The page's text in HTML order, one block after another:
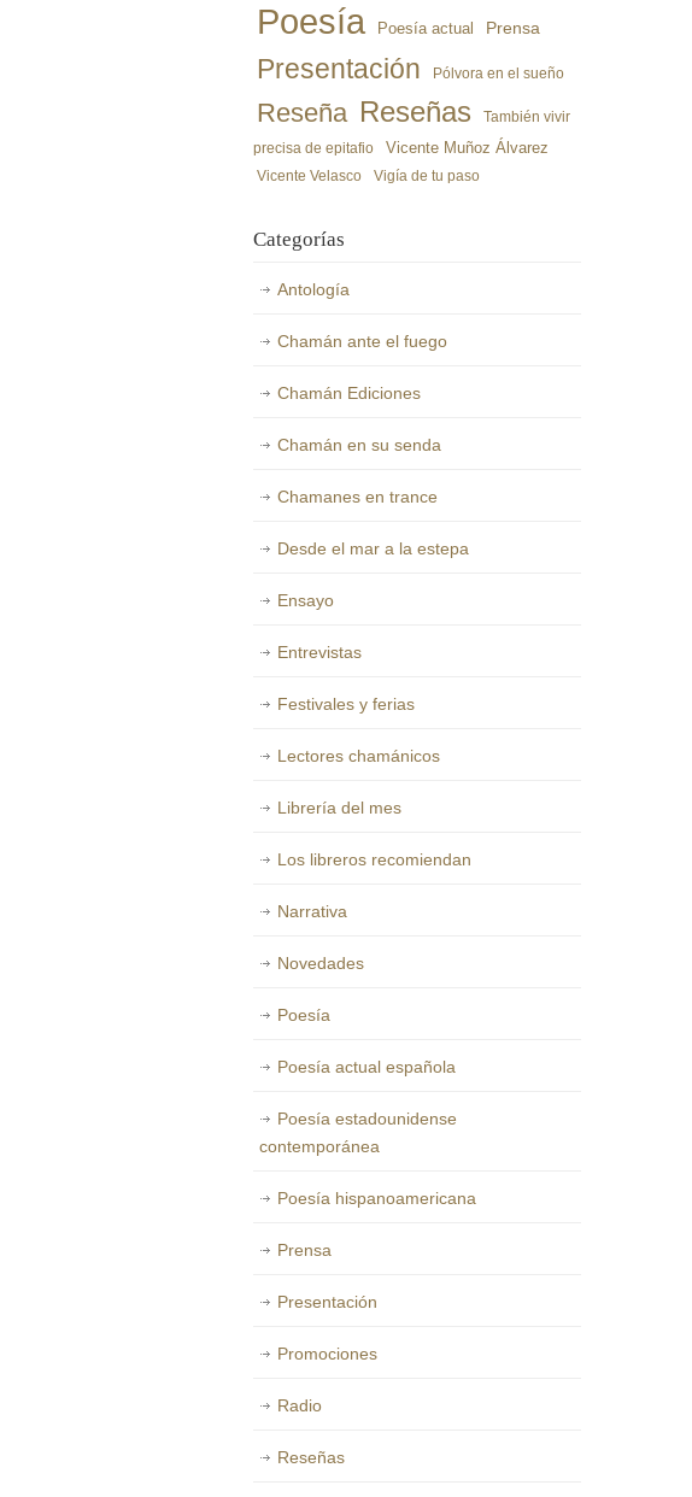
Poesía Poesía actual Prensa
Presentación Pólvora en el sueño
Reseña Reseñas
También vivir
precisa de epitafio
Vicente Muñoz Álvarez
Vicente Velasco
Vigía de tu paso
Categorías
Antología
Chamán ante el fuego
Chamán Ediciones
Chamán en su senda
Chamanes en trance
Desde el mar a la estepa
Ensayo
Entrevistas
Festivales y ferias
Lectores chamánicos
Librería del mes
Los libreros recomiendan
Narrativa
Novedades
Poesía
Poesía actual española
Poesía estadounidense
contemporánea
Poesía hispanoamericana
Prensa
Presentación
Promociones
Radio
Reseñas